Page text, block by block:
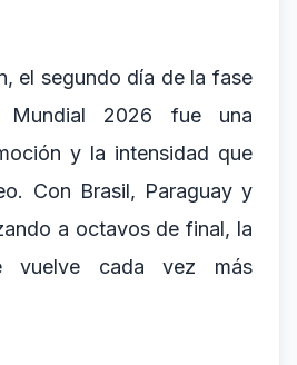
el segundo día de la fase
Mundial 2026 fue una
y la intensidad que
Con Brasil, Paraguay y
a octavos de final, la
vuelve cada vez más